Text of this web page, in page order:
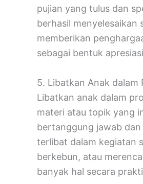
pujian yang tulus dan
berhasil menyelesaikan
memberikan
sebagai bentuk
5. Libatkan Anak dalam
Libatkan anak dalam
materi atau topik yang
bertanggung jawab
terlibat dalam kegiatan
berkebun, atau
banyak hal secara